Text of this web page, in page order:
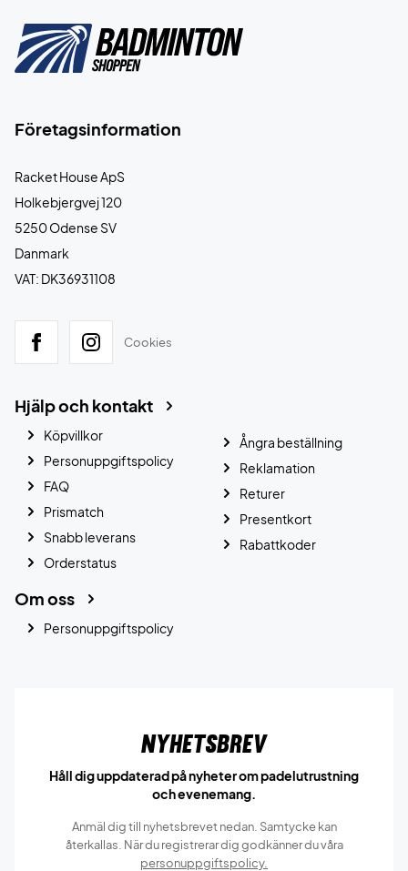
Företagsinformation
Racket House ApS
Holkebjergvej 120
5250 Odense SV
Danmark
VAT: DK36931108
Cookies
Hjälp och kontakt
Köpvillkor
Personuppgiftspolicy
FAQ
Prismatch
Snabb leverans
Orderstatus
Ångra beställning
Reklamation
Returer
Presentkort
Rabattkoder
Om oss
Personuppgiftspolicy
Nyhetsbrev
Håll dig uppdaterad på nyheter om padelutrustning
och evenemang.
Anmäl dig till nyhetsbrevet nedan. Samtycke kan
återkallas. När du registrerar dig godkänner du våra
personuppgiftspolicy.